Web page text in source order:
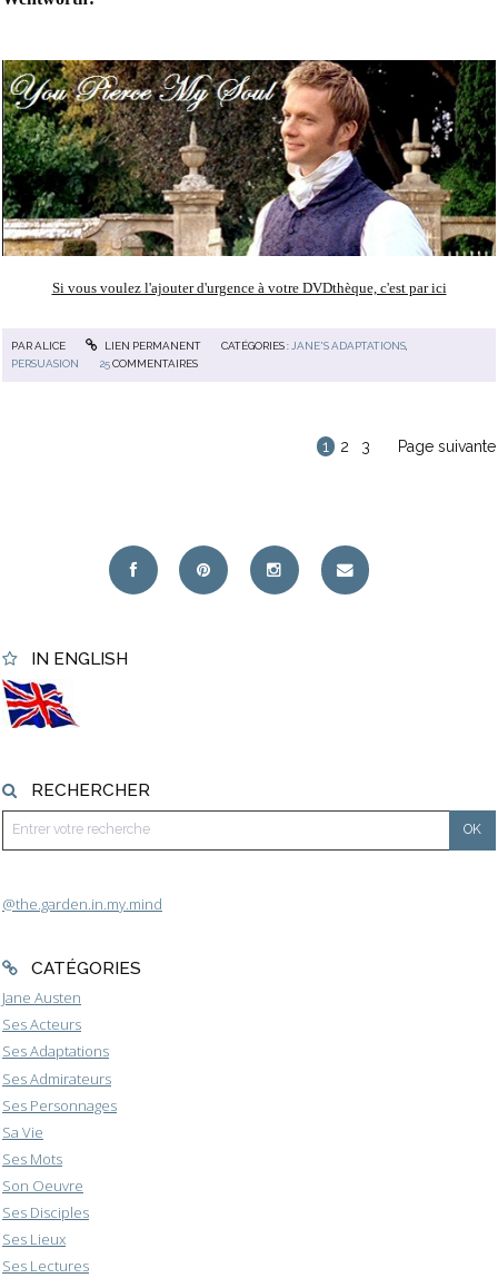
Si vous voulez l'ajouter d'urgence à votre DVDthèque, c'est par ici
PARALICE LIEN PERMANENT CATÉGORIES : JANE'S ADAPTATIONS
PERSUASION
25 COMMENTAIRES
1 2 3 Page suivante
IN ENGLISH
RECHERCHER
@the.garden.in.my.mind
CATÉGORIES
Jane Austen
Ses Acteurs
Ses Adaptations
Ses Admirateurs
Ses Personnages
Sa Vie
Ses Mots
Son Oeuvre
Ses Disciples
Ses Lieux
Ses Lectures